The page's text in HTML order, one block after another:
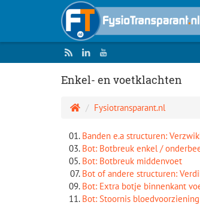
Enkel- en voetklachten
Fysiotransparant.nl
Banden e.a structuren:
Bot: Botbreuk enkel /
Bot: Botbreuk middenvoet
Bot of andere structuren:
Bot: Extra botje binnenkant
Bot: Stoornis